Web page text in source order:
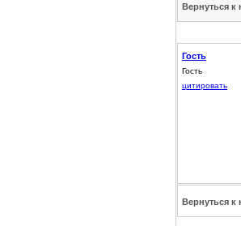
Вернуться к
Гость
Гость
цитировать
Вернуться к